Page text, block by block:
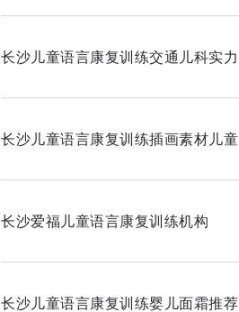
长沙儿童语言康复训练交通儿科实力
长沙儿童语言康复训练插画素材儿童
长沙爱福儿童语言康复训练机构
长沙儿童语言康复训练婴儿面霜推荐